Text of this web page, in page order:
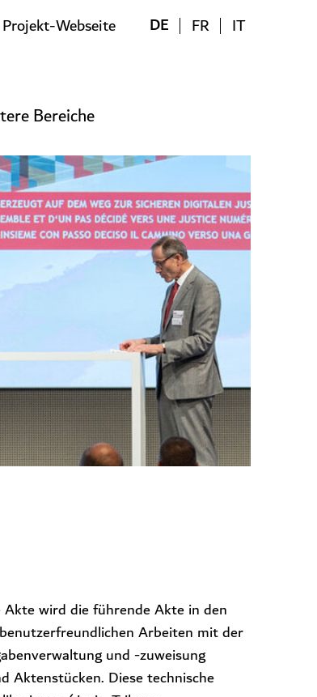
Webseite DE FR IT
Bereiche
wird die führende Akte in den
Arbeiten mit der
und -zuweisung
Aktenstücken. Diese technische